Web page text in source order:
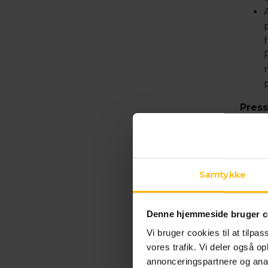
Samtykke
Denne hjemmeside bruger
Vi bruger cookies til at
vores trafik. Vi deler også
annonceringspartnere og